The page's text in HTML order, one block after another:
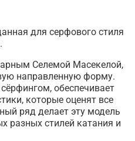
для серфового стиля
Селемой Масекелой,
направленную форму.
обеспечивает
которые оценят все
ряд делает эту модель
разных стилей катания и